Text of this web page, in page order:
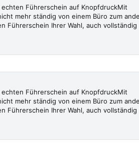
Führerschein auf KnopfdruckMit
mehr ständig von einem Büro zum
Führerschein Ihrer Wahl, auch vollständig
Führerschein auf KnopfdruckMit
mehr ständig von einem Büro zum
Führerschein Ihrer Wahl, auch vollständig